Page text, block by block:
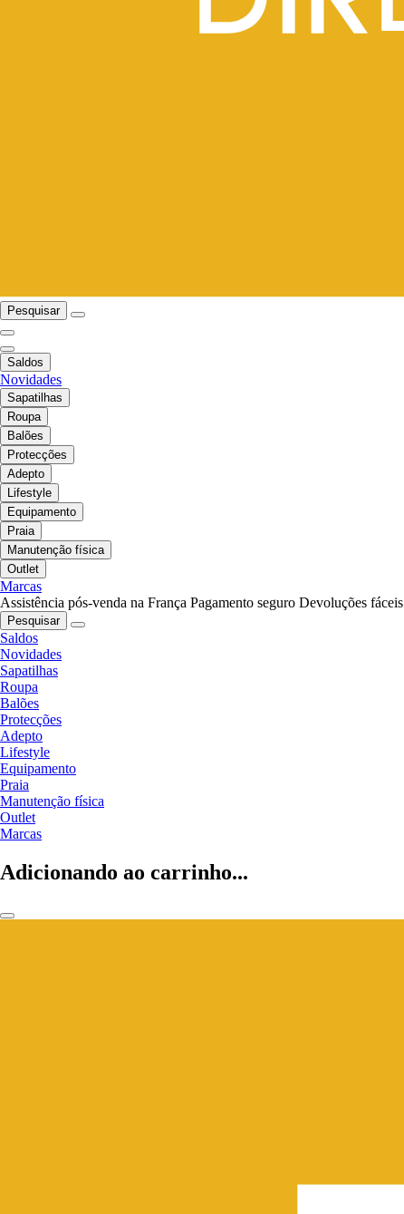
Pesquisar
Saldos
Novidades
Sapatilhas
Roupa
Balões
Protecções
Adepto
Lifestyle
Equipamento
Praia
Manutenção física
Outlet
Marcas
Assistência pós-venda na França Pagamento seguro Devoluções fáceis
Pesquisar
Saldos
Novidades
Sapatilhas
Roupa
Balões
Protecções
Adepto
Lifestyle
Equipamento
Praia
Manutenção física
Outlet
Marcas
Adicionando ao carrinho...